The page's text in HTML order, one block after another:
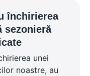
închirierea
sezonieră
unei
noastre, au